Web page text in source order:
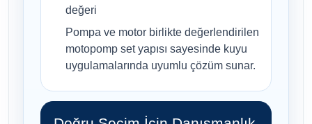
değeri
Pompa ve motor birlikte değerlendirilen
motopomp set yapısı sayesinde kuyu
uygulamalarında uyumlu çözüm sunar.